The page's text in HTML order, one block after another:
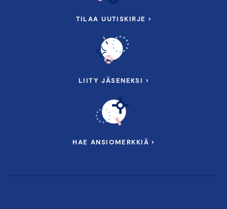
TILAA UUTISKIRJE ›
LIITY JÄSENEKSI ›
HAE ANSIOMERKKIÄ ›